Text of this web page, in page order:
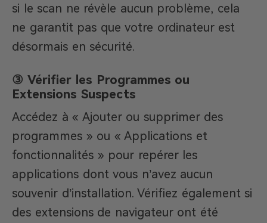
si le scan ne révèle aucun problème, cela
ne garantit pas que votre ordinateur est
désormais en sécurité.
③ Vérifier les Programmes ou
Extensions Suspects
Accédez à « Ajouter ou supprimer des
programmes » ou « Applications et
fonctionnalités » pour repérer les
applications dont vous n’avez aucun
souvenir d’installation. Vérifiez également si
des extensions de navigateur ont été